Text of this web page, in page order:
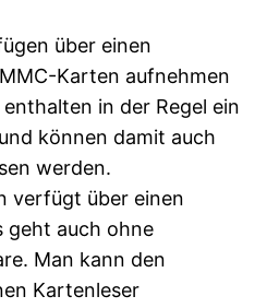
über einen
Karten aufnehmen
in der Regel ein
können damit auch
werden.
verfügt über einen
geht auch ohne
Man kann den
Kartenleser